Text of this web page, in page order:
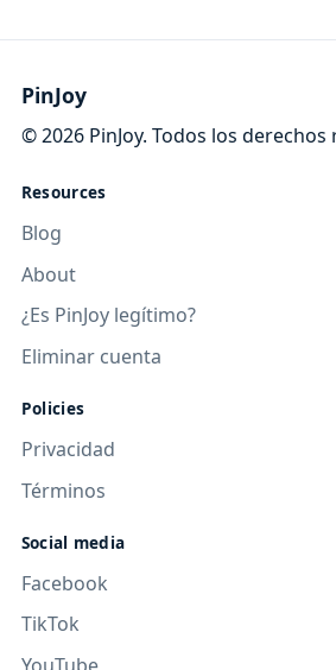
PinJoy
©2026PinJoy. Todos los derechos
Resources
Blog
About
¿Es PinJoy legítimo?
Eliminar cuenta
Policies
Privacidad
Términos
Social media
Facebook
TikTok